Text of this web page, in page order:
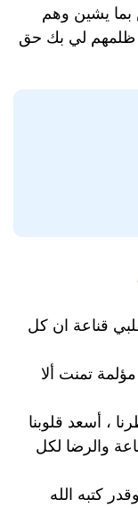
بما يشين وهم
ظلمهم لي بك حق
قناعة ان كل
تمنت ألا
، أسعد قلوبنا
والرضا لكل
كتبه الله